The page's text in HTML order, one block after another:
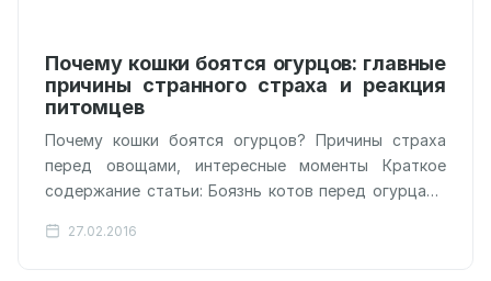
Почему кошки боятся огурцов: главные
причины странного страха и реакция
питомцев
Почему кошки боятся огурцов? Причины страха
перед овощами, интересные моменты Краткое
содержание статьи: Боязнь котов перед огурцами
пылесоса?…
27.02.2016